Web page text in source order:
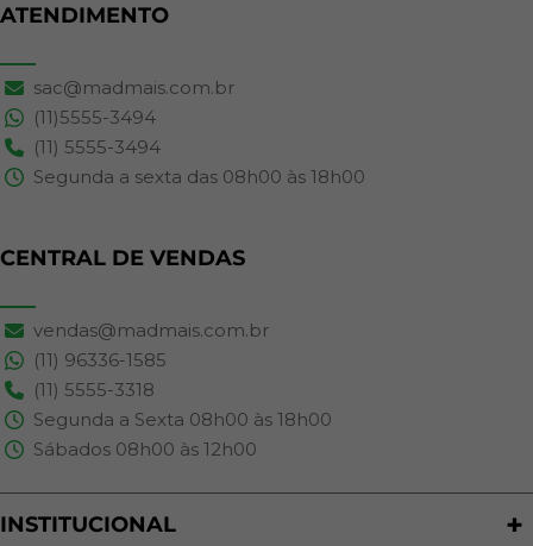
ATENDIMENTO
sac@madmais.com.br
(11)5555-3494
(11) 5555-3494
Segunda a sexta das 08h00 às 18h00
CENTRAL DE VENDAS
vendas@madmais.com.br
(11) 96336-1585
(11) 5555-3318
Segunda a Sexta 08h00 às 18h00
Sábados 08h00 às 12h00
INSTITUCIONAL